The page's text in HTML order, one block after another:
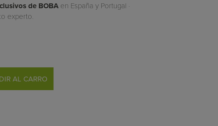
de BOBA en España y Portugal ·
experto.
AL CARRO